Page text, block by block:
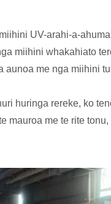
UV-arahi-a-
miihini whakahiato
me nga miihini
huringa rereke, ko
me te rite